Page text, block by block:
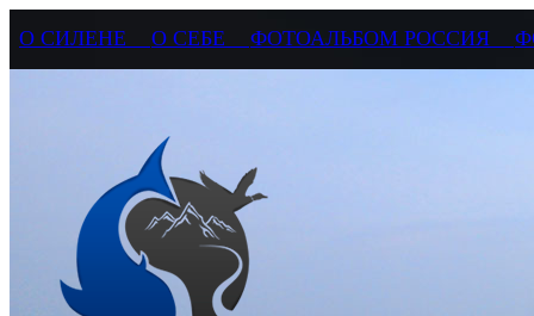
О СИЛЕНЕ О СЕБЕ ФОТОАЛЬБОМ РОССИЯ